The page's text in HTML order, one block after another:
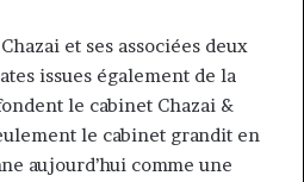
et ses associées deux
issues également de la
le cabinet Chazai &
le cabinet grandit en
aujourd’hui comme une